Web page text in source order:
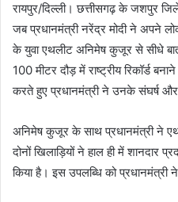
रायपुर/दिल्ली। छत्तीसगढ़ के जशपुर
जब प्रधानमंत्री नरेंद्र मोदी ने अपने
के युवा एथलीट अनिमेष कुजूर से सीधे
100 मीटर दौड़ में राष्ट्रीय रिकॉर्ड
करते हुए प्रधानमंत्री ने उनके संघर्ष
अनिमेष कुजूर के साथ प्रधानमंत्री ने
दोनों खिलाड़ियों ने हाल ही में शानदार
किया है। इस उपलब्धि को प्रधानमंत्री